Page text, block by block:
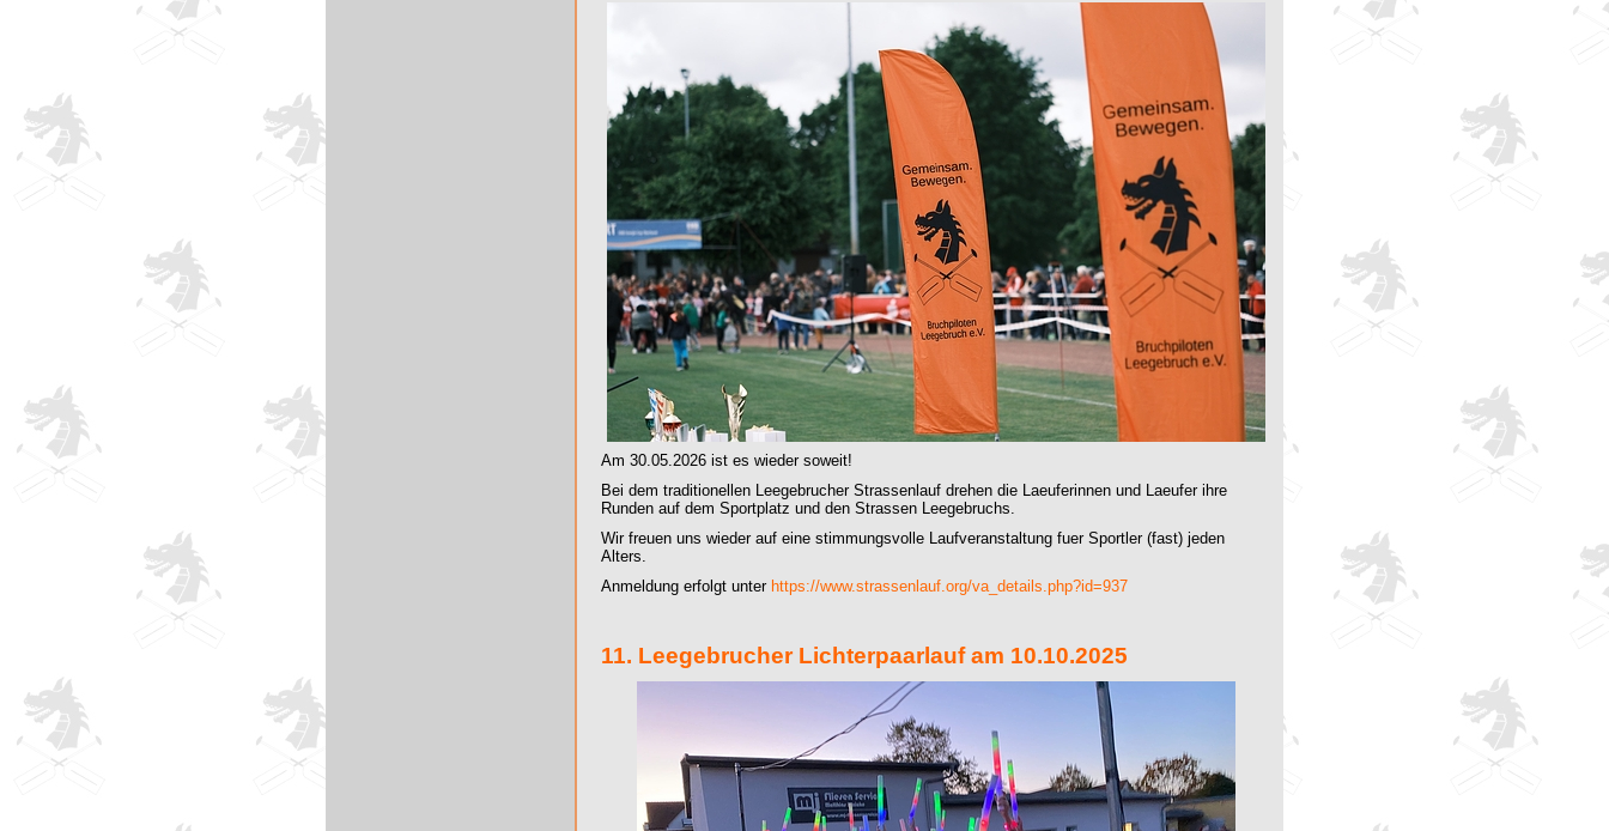
Am 30.05.2026 ist es wieder soweit!
Bei dem traditionellen Leegebrucher Strassenlauf drehen die Laeuferinnen und Laeufer ihre
Runden auf dem Sportplatz und den Strassen Leegebruchs.
Wir freuen uns wieder auf eine stimmungsvolle Laufveranstaltung fuer Sportler (fast) jeden
Alters.
Anmeldung erfolgt unter https://www.strassenlauf.org/va_details.php?id=937
11. Leegebrucher Lichterpaarlauf am 10.10.2025